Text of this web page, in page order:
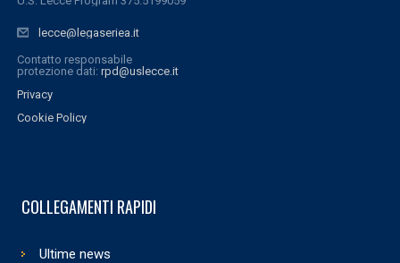
lecce@legaseriea.it
Contatto responsabile
protezione dati: rpd@uslecce.it
Privacy
Cookie Policy
COLLEGAMENTI RAPIDI
Ultime news